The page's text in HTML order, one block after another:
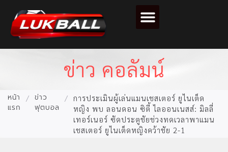
ข่าว คอลัมน์
หน้า
แรก
/ ข่าว
ฟุตบอล
/ การประเมินผู้เล่นแมนเชสเตอร์ ยูไนเต็ด
หญิง พบ ลอนดอน ซิตี้ ไลออนเนสส์: มิลลี่
เทอร์เนอร์ ซัดประตูชัยช่วงทดเวลาพาแมน
เชสเตอร์ ยูไนเต็ดหญิงคว้าชัย 2-1